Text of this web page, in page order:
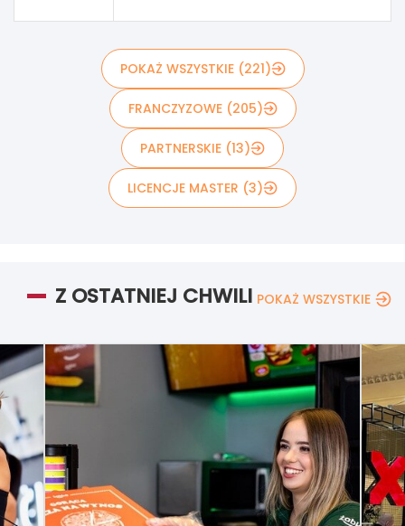
POKAŻ WSZYSTKIE (221)
FRANCZYZOWE (205)
PARTNERSKIE (13)
LICENCJE MASTER (3)
Z OSTATNIEJ CHWILI POKAŻ WSZYSTKIE